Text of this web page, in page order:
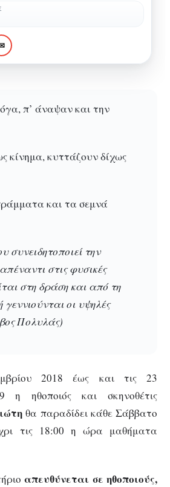
Υποκριτικής με
Ελληνικιώτη
π’ άναψαν και την
κίνημα, κυττάζουν δίχως
και τα σεμνά
συνειδητοποιεί την
στις φυσικές
στη δράση και από τη
οι υψηλές
Πολυλάς)
2018 έως και τις 23
η ηθοποιός και σκηνοθέτις
θα παραδίδει κάθε Σάββατο
τις 18:00 η ώρα μαθήματα
απευθύνεται σε ηθοποιούς,